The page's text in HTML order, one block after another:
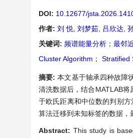
DOI: 10.12677/
作者: 刘 悦 刘梦茹 吕欣达
关键词: 频谱能量分析 ； 最邻
Cluster Algorithm ； Stratified
摘要:本文基于轴承四种故障
清洗数据后，结合MATLAB
于欧氏距离和中位数的判别
算法迁移到未知标签的数据，
Abstract: This study is